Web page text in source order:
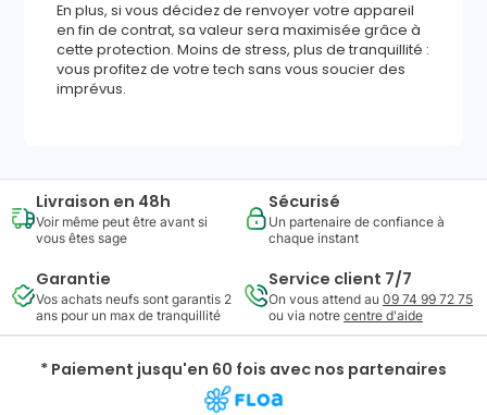
En plus, si vous décidez de renvoyer votre appareil
en fin de contrat, sa valeur sera maximisée grâce à
cette protection. Moins de stress, plus de tranquillité :
vous profitez de votre tech sans vous soucier des
imprévus.
Livraison en 48h
Voir même peut être avant si
vous êtes sage
Sécurisé
Un partenaire de confiance à
chaque instant
Garantie
Vos achats neufs sont garantis 2
ans pour un max de tranquillité
Service client 7/7
On vous attend au 09 74 99 72 75
ou via notre centre d'aide
* Paiement jusqu'en 60 fois avec nos partenaires